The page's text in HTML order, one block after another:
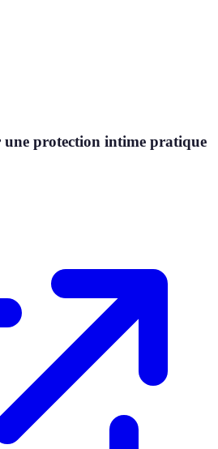
protection intime pratique